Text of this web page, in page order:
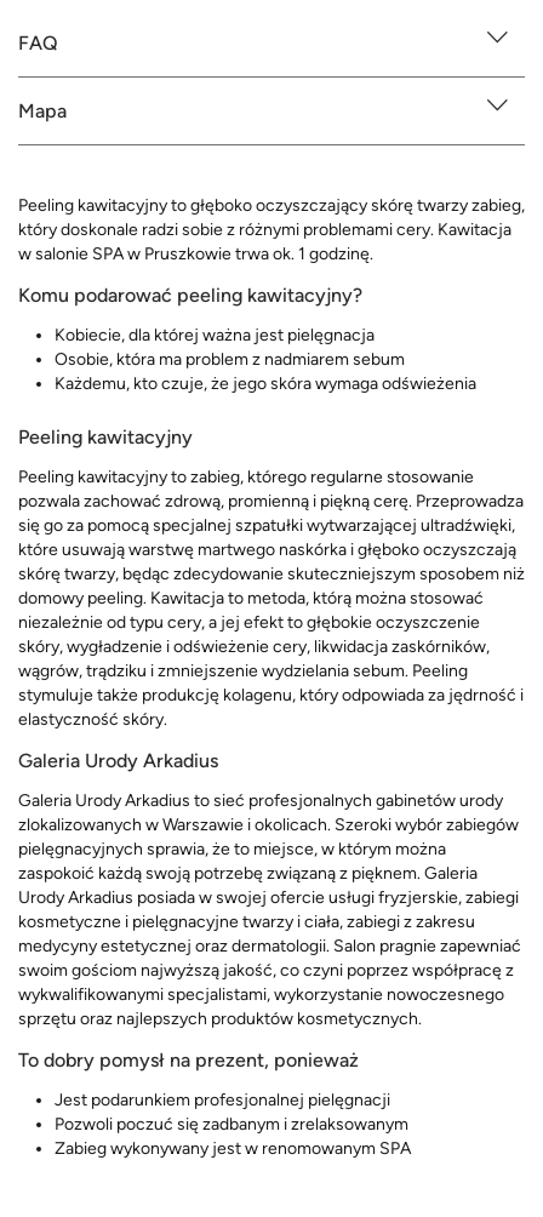
FAQ
Mapa
Peeling kawitacyjny to głęboko oczyszczający skórę twarzy zabieg,
który doskonale radzi sobie z różnymi problemami cery. Kawitacja
w salonie SPA w Pruszkowie trwa ok. 1 godzinę.
Komu podarować peeling kawitacyjny?
Kobiecie, dla której ważna jest pielęgnacja
Osobie, która ma problem z nadmiarem sebum
Każdemu, kto czuje, że jego skóra wymaga odświeżenia
Peeling kawitacyjny
Peeling kawitacyjny to zabieg, którego regularne stosowanie
pozwala zachować zdrową, promienną i piękną cerę. Przeprowadza
się go za pomocą specjalnej szpatułki wytwarzającej ultradźwięki,
które usuwają warstwę martwego naskórka i głęboko oczyszczają
skórę twarzy, będąc zdecydowanie skuteczniejszym sposobem niż
domowy peeling. Kawitacja to metoda, którą można stosować
niezależnie od typu cery, a jej efekt to głębokie oczyszczenie
skóry, wygładzenie i odświeżenie cery, likwidacja zaskórników,
wągrów, trądziku i zmniejszenie wydzielania sebum. Peeling
stymuluje także produkcję kolagenu, który odpowiada za jędrność i
elastyczność skóry.
Galeria Urody Arkadius
Galeria Urody Arkadius to sieć profesjonalnych gabinetów urody
zlokalizowanych w Warszawie i okolicach. Szeroki wybór zabiegów
pielęgnacyjnych sprawia, że to miejsce, w którym można
zaspokoić każdą swoją potrzebę związaną z pięknem. Galeria
Urody Arkadius posiada w swojej ofercie usługi fryzjerskie, zabiegi
kosmetyczne i pielęgnacyjne twarzy i ciała, zabiegi z zakresu
medycyny estetycznej oraz dermatologii. Salon pragnie zapewniać
swoim gościom najwyższą jakość, co czyni poprzez współpracę z
wykwalifikowanymi specjalistami, wykorzystanie nowoczesnego
sprzętu oraz najlepszych produktów kosmetycznych.
To dobry pomysł na prezent, ponieważ
Jest podarunkiem profesjonalnej pielęgnacji
Pozwoli poczuć się zadbanym i zrelaksowanym
Zabieg wykonywany jest w renomowanym SPA